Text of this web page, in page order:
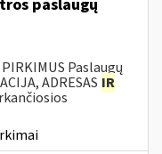
paslaugų
Paslaugų
ADRESAS IR